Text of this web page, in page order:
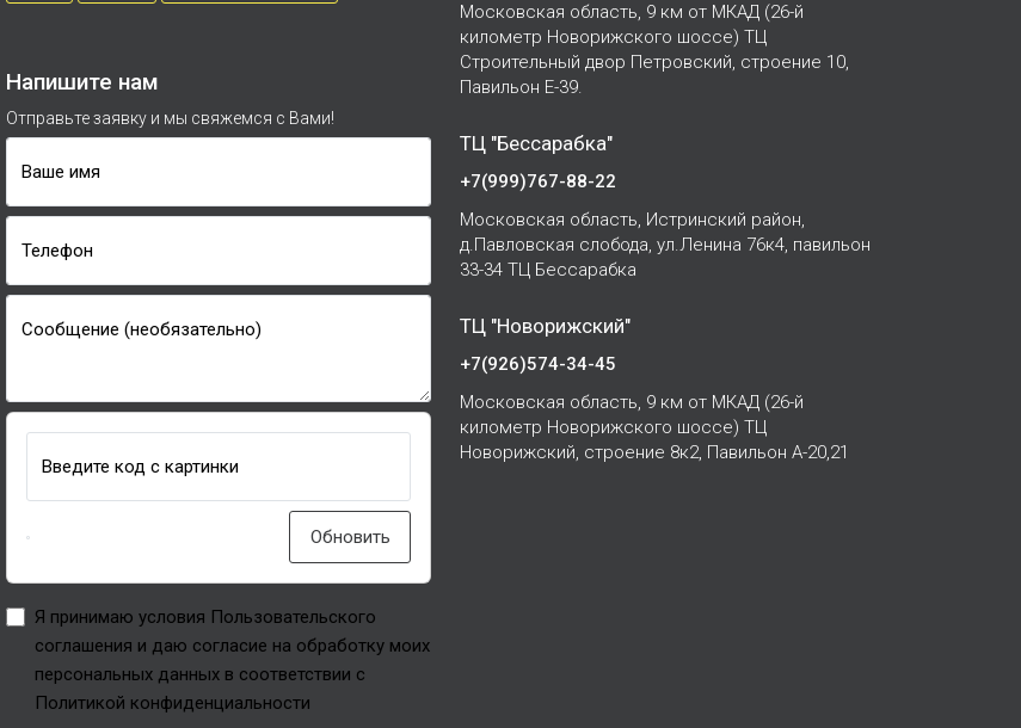
Напишите нам
Отправьте заявку и мы свяжемся с Вами!
Ваше имя
Телефон
Сообщение (необязательно)
Введите код с картинки
Обновить
Я принимаю условия Пользовательского
соглашения и даю согласие на обработку моих
персональных данных в соответствии с
Политикой конфиденциальности
Московская область, 9 км от МКАД (26-й
километр Новорижского шоссе) ТЦ
Строительный двор Петровский, строение 10,
Павильон Е-39.
ТЦ "Бессарабка"
+7(999)767-88-22
Московская область, Истринский район,
д.Павловская слобода, ул.Ленина 76к4, павильон
33-34 ТЦ Бессарабка
ТЦ "Новорижский"
+7(926)574-34-45
Московская область, 9 км от МКАД (26-й
километр Новорижского шоссе) ТЦ
Новорижский, строение 8к2, Павильон А-20,21